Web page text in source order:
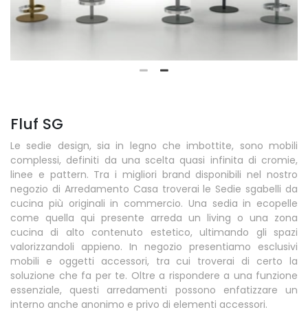
Fluf SG
Le sedie design, sia in legno che imbottite, sono mobili
complessi, definiti da una scelta quasi infinita di cromie,
linee e pattern. Tra i migliori brand disponibili nel nostro
negozio di Arredamento Casa troverai le Sedie sgabelli da
cucina più originali in commercio. Una sedia in ecopelle
come quella qui presente arreda un living o una zona
cucina di alto contenuto estetico, ultimando gli spazi
valorizzandoli appieno. In negozio presentiamo esclusivi
mobili e oggetti accessori, tra cui troverai di certo la
soluzione che fa per te. Oltre a rispondere a una funzione
essenziale, questi arredamenti possono enfatizzare un
interno anche anonimo e privo di elementi accessori.